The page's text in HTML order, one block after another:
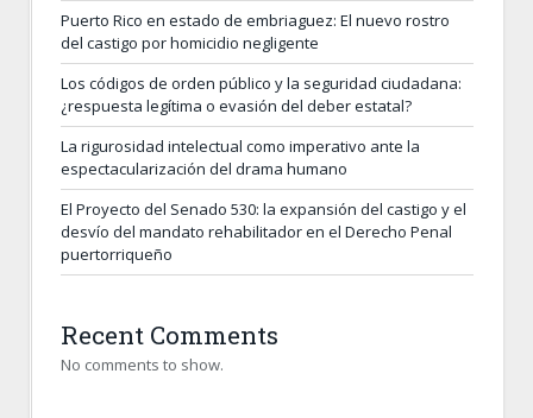
Puerto Rico en estado de embriaguez: El nuevo rostro
del castigo por homicidio negligente
Los códigos de orden público y la seguridad ciudadana:
¿respuesta legítima o evasión del deber estatal?
La rigurosidad intelectual como imperativo ante la
espectacularización del drama humano
El Proyecto del Senado 530: la expansión del castigo y el
desvío del mandato rehabilitador en el Derecho Penal
puertorriqueño
Recent Comments
No comments to show.